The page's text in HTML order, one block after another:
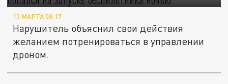
13 МАРТА 08:17
Нарушитель объяснил свои действия
желанием потренироваться в управлении
дроном.